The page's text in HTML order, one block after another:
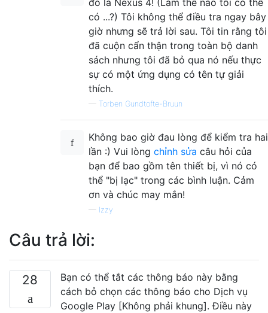
có ...?) Tôi không thể điều tra ngay bây
giờ nhưng sẽ trả lời sau. Tôi tin rằng tôi
đã cuộn cẩn thận trong toàn bộ danh
sách nhưng tôi đã bỏ qua nó nếu thực
sự có một ứng dụng có tên tự giải
thích.
— Torben Gundtofte-Bruun
Không bao giờ đau lòng để kiểm tra hai
lần :) Vui lòng chỉnh sửa câu hỏi của
bạn để bao gồm tên thiết bị, vì nó có
thể "bị lạc" trong các bình luận. Cảm
ơn và chúc may mắn!
— Izzy
Câu trả lời:
28
Bạn có thể tắt các thông báo này bằng
cách bỏ chọn các thông báo cho Dịch vụ
Google Play [Không phải khung]. Điều này